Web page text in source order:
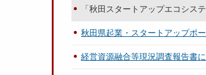
「秋田スタートアップエコシス
秋田県起業・スタートアップポ
経営資源融合等現況調査報告書